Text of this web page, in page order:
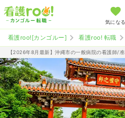
気になる
看護roo![カンゴルー] 看護roo! 転職
【2026年8月最新】沖縄市の一般病院の看護師/